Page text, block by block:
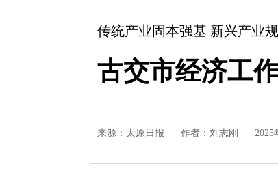
传统产业固本强基 新兴产业
古交市经济工
来源： 太原日报 作者：刘志刚 2025